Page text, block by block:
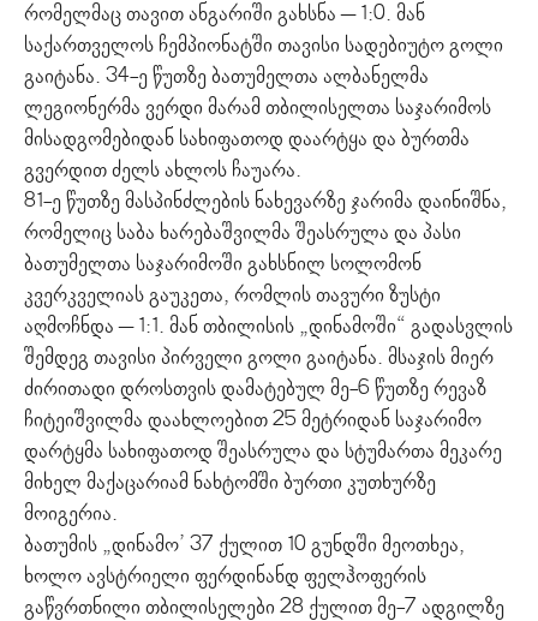
რომელმაც თავით ანგარიში გახსნა – 1:0. მან
საქართველოს ჩემპიონატში თავისი სადებიუტო გოლი
გაიტანა. 34-ე წუთზე ბათუმელთა ალბანელმა
ლეგიონერმა ვერდი მარამ თბილისელთა საჯარიმოს
მისადგომებიდან სახიფათოდ დაარტყა და ბურთმა
გვერდით ძელს ახლოს ჩაუარა.
81-ე წუთზე მასპინძლების ნახევარზე ჯარიმა დაინიშნა,
რომელიც საბა ხარებაშვილმა შეასრულა და პასი
ბათუმელთა საჯარიმოში გახსნილ სოლომონ
კვერკველიას გაუკეთა, რომლის თავური ზუსტი
აღმოჩნდა – 1:1. მან თბილისის „დინამოში“ გადასვლის
შემდეგ თავისი პირველი გოლი გაიტანა. მსაჯის მიერ
ძირითადი დროსთვის დამატებულ მე-6 წუთზე რევაზ
ჩიტეიშვილმა დაახლოებით 25 მეტრიდან საჯარიმო
დარტყმა სახიფათოდ შეასრულა და სტუმართა მეკარე
მიხელ მაქაცარიამ ნახტომში ბურთი კუთხურზე
მოიგერია.
ბათუმის „დინამო’ 37 ქულით 10 გუნდში მეოთხეა,
ხოლო ავსტრიელი ფერდინანდ ფელჰოფერის
გაწვრთნილი თბილისელები 28 ქულით მე-7 ადგილზე